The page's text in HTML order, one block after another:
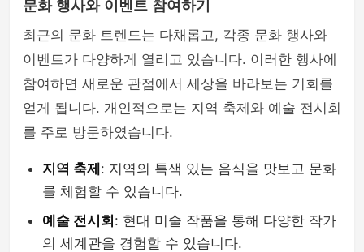
문화 행사와 이벤트 참여하기
최근의 문화 트렌드는 다채롭고, 각종 문화 행사와
이벤트가 다양하게 열리고 있습니다. 이러한 행사에
참여하면 새로운 관점에서 세상을 바라보는 기회를
얻게 됩니다. 개인적으로는 지역 축제와 예술 전시회
를 주로 방문하였습니다.
지역 축제 : 지역의 특색 있는 음식을 맛보고 문화
를 체험할 수 있습니다.
예술 전시회 : 현대 미술 작품을 통해 다양한 작가
의 세계관을 경험할 수 있습니다.